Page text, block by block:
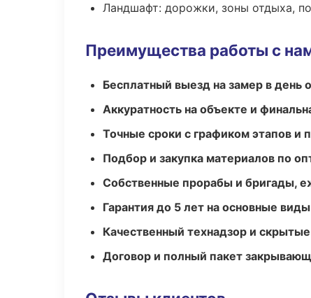
Ландшафт: дорожки, зоны отдыха,
Преимущества работы с
Бесплатный выезд на замер в день
Аккуратность на объекте и
Точные сроки с графиком этапов и
Подбор и закупка материалов по
Собственные прорабы и бригады,
Гарантия до 5 лет на основные
Качественный технадзор и
Договор и полный пакет